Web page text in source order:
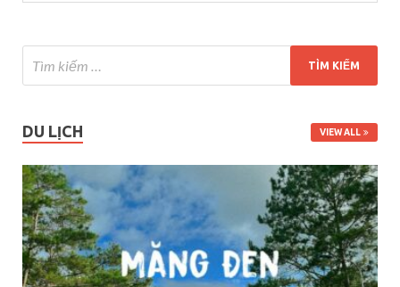
DU LỊCH VIEW ALL